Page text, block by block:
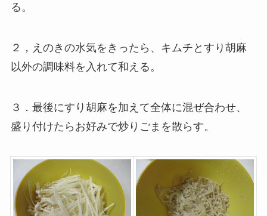
る。
２，えのきの水気をきったら、キムチとすり胡麻
以外の調味料を入れて和える。
３．最後にすり胡麻を加えて全体に混ぜ合わせ、
盛り付けたらお好みで炒りごまを散らす。